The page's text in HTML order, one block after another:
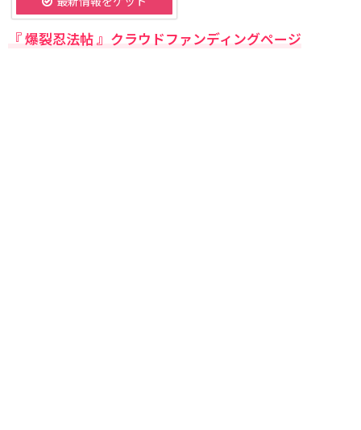
『 爆裂忍法帖 』クラウドファンディングページ